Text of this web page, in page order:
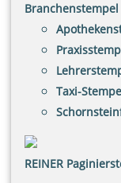
Branchenstempel
Taxi-
REINER